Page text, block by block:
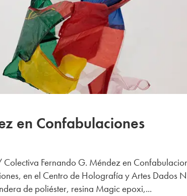
en Confabulaciones
Fernando G. Méndez en
en el Centro de Holografía y Artes Dados
de poliéster, resina Magic epoxi,...